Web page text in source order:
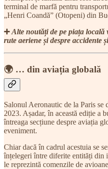
terminal de marfă pentru
„Henri Coandă” (Otopeni) din
➕Alte noutăți de pe piața locală
rute aeriene și despre accidente
🌍 … din aviația globală
Salonul Aeronautic de la Paris se
2023. Așadar, în această ediție a
întreaga secțiune despre aviația
eveniment.
Chiar dacă în cadrul acestuia se
înțelegeri între diferite entități din
le reprezintă comenzile de